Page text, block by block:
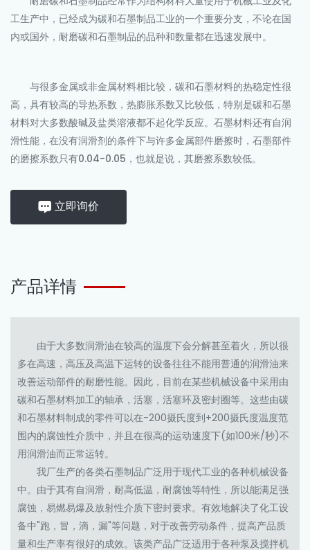
工生产中，已经成为碳和石墨制品工业的一个重要分支，不论在国
内或国外，耐磨碳和石墨制品的品种和数量都在迅速发展中。
与很多金属或非金属材料相比较，碳和石墨材料的热稳定性很
高，具有较高的导热系数，热膨胀系数又比较低，特别是碳和石墨
材料对大多数酸碱及盐类溶液都不起化学反应。石墨材料还有自润
滑性能，在没有润滑剂的条件下与许多金属部件磨擦时，石墨部件
的磨擦系数只有0.04-0.05，也就是说，其磨擦系数较低。
立即询价
产品详情
由于大多数润滑油在较高的温度下会分解甚至着火，所以很
多在高速，高压及高温下运转的设备往往不能用普通的润滑油来
改善运动部件的耐磨性能。因此，目前在某些机械设备中采用由
碳和石墨材料加工的轴承，活塞，活塞环及密封圈等。这些由碳
和石墨材料制成的零件可以在-200摄氏度到+200摄氏度温度范
围内的腐蚀性介质中，并且在很高的运动速度下(如100米/秒)不
用润滑油而正常运转。
我厂生产的各类石墨制品广泛用于现代工业的各种机械设备
中。由于其有自润滑，耐高低温，耐腐蚀等特性，所以能满足强
腐蚀，易燃易爆及放射性介质下密封要求。有效地解决了化工设
备中"跑，冒，滴，漏"等问题，对于改善劳动条件，提高产品质
量和生产率有很好的成效。该类产品广泛适用于各种泵及搅拌机